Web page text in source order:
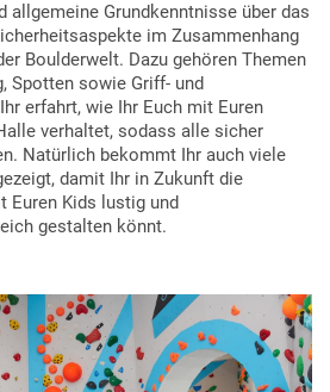
allgemeine Grundkenntnisse über das
im Zusammenhang
Boulderwelt. Dazu gehören Themen
Spotten sowie Griff- und
erfahrt, wie Ihr Euch mit Euren
verhaltet, sodass alle sicher
Natürlich bekommt Ihr auch viele
damit Ihr in Zukunft die
Euren Kids lustig und
gestalten könnt.